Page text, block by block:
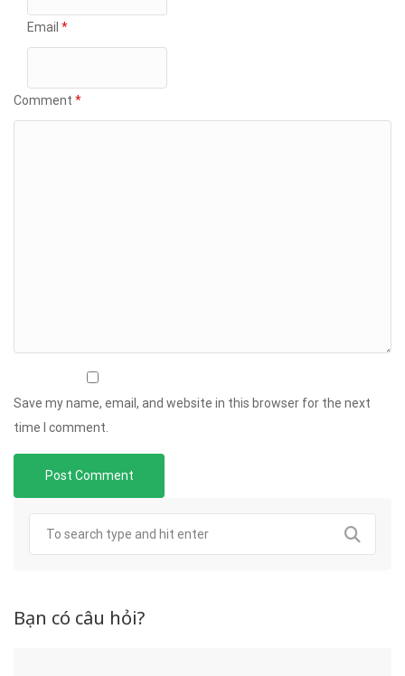
Email *
Comment *
Save my name, email, and website in this browser for the next
time I comment.
Bạn có câu hỏi?